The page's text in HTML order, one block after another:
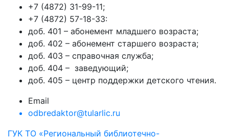
+7 (4872) 31-99-11;
+7 (4872) 57-18-33:
доб. 401 – абонемент младшего возраста;
доб. 402 – абонемент старшего возраста;
доб. 403 – справочная служба;
доб. 404 – заведующий;
доб. 405 – центр поддержки детского чтения.
Email
odbredaktor@tularlic.ru
ГУК ТО «Региональный библиотечно-